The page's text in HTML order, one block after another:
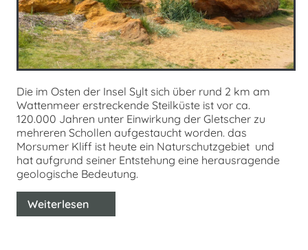
Die im Osten der Insel Sylt sich über rund 2 km am
Wattenmeer erstreckende Steilküste ist vor ca.
120.000 Jahren unter Einwirkung der Gletscher zu
mehreren Schollen aufgestaucht worden. das
Morsumer Kliff ist heute ein Naturschutzgebiet und
hat aufgrund seiner Entstehung eine herausragende
geologische Bedeutung.
Weiterlesen